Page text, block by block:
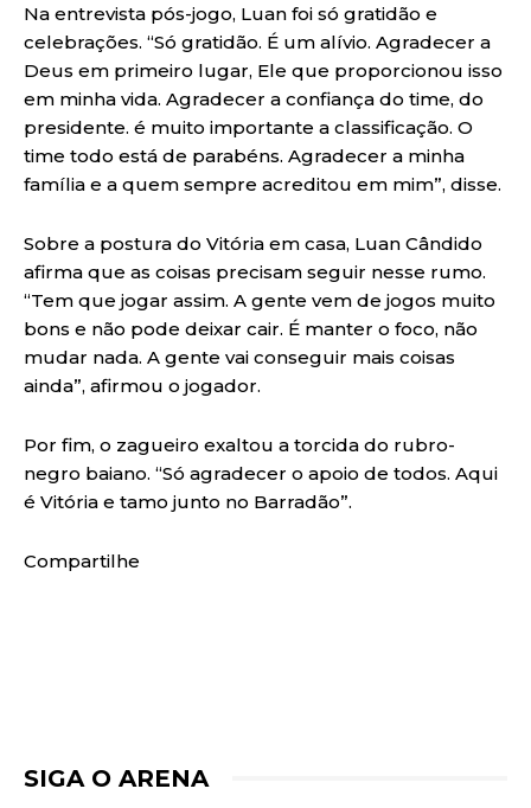
Na entrevista pós-jogo, Luan foi só gratidão e
celebrações. “Só gratidão. É um alívio. Agradecer a
Deus em primeiro lugar, Ele que proporcionou isso
em minha vida. Agradecer a confiança do time, do
presidente. é muito importante a classificação. O
time todo está de parabéns. Agradecer a minha
família e a quem sempre acreditou em mim”, disse.
Sobre a postura do Vitória em casa, Luan Cândido
afirma que as coisas precisam seguir nesse rumo.
“Tem que jogar assim. A gente vem de jogos muito
bons e não pode deixar cair. É manter o foco, não
mudar nada. A gente vai conseguir mais coisas
ainda”, afirmou o jogador.
Por fim, o zagueiro exaltou a torcida do rubro-
negro baiano. “Só agradecer o apoio de todos. Aqui
é Vitória e tamo junto no Barradão”.
Compartilhe
SIGA O ARENA